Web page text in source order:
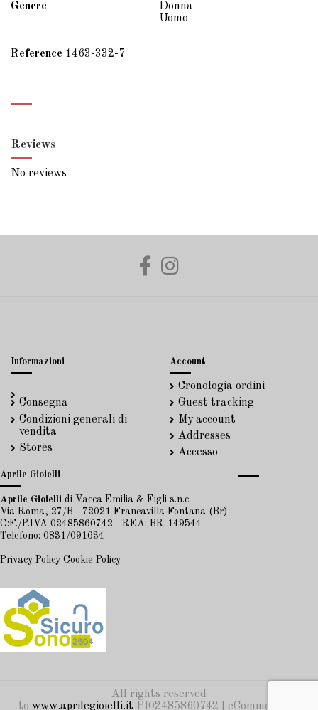
Genere
Donna
Uomo
Reference 1463-332-7
Reviews
No reviews
Informazioni
Consegna
Condizioni generali di
vendita
Stores
Account
Cronologia ordini
Guest tracking
My account
Addresses
Accesso
Aprile Gioielli
Aprile Gioielli di Vacca Emilia & Figli s.n.c.
Via Roma, 27/B - 72021 Francavilla Fontana (Br)
C:F./P.IVA 02485860742 - REA: BR-149544
Telefono: 0831/091634
Privacy Policy Cookie Policy
All rights reserved
to www.aprilegioielli.it PI02485860742 | eCommerce by